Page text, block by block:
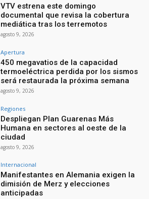
VTV estrena este domingo
documental que revisa la cobertura
mediática tras los terremotos
agosto 9, 2026
Apertura
450 megavatios de la capacidad
termoeléctrica perdida por los sismos
será restaurada la próxima semana
agosto 9, 2026
Regiones
Despliegan Plan Guarenas Más
Humana en sectores al oeste de la
ciudad
agosto 9, 2026
Internacional
Manifestantes en Alemania exigen la
dimisión de Merz y elecciones
anticipadas